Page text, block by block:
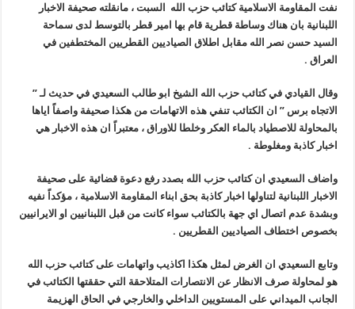
نفت المقاومة الاسلامية كتائب حزب الله السبت ، مانقلته صحيفة الاخبار
اللبنانية بان هناك وساطة قطرية قام بها امير قطر بالتوسط لدى سماحة
السيد حسن نصر الله مقابل اطلاق الصياديين القطريين المختطفين في
العراق .
وقال القيادي في كتائب حزب الله الشيخ ابو طالب السعيدي في حديث لـ ”
الاتجاه برس ” ان الكتائب تنفي هذه الاتهامات من هكذا صحيفة واصفاً اياها
بالمحاولة للاصطياد بالماء العكر وخلطا للاوراق ، معتبراً ان هذه الاخبار هي
اخبار كاذبة ومغلوطة .
واضاف السعيدي ان كتائب حزب الله بصدد رفع دعوة قضائية على صحيفة
الاخبار اللبنانية لتناولها اخبار كاذبة بحق ابناء المقاومة الاسلامية ، مؤكداً نفيه
وبشدة عدم اتصال اي جهة بالكتائب سواء كانت من قبل اللبنانيين او الايرانيين
بخصوص اختطاف الصياديين القطريين .
وتابع السعيدي ان الغرض لمثل هكذا اكاذيب واتهامات على كتائب حزب الله
هو لمحاولة صرف الانظار عن الانتصارات المتلاحقة التي حققتها الكتائب في
الجانب الميداني على المستويين الداخلي والخارجي في الحاق الهزيمة